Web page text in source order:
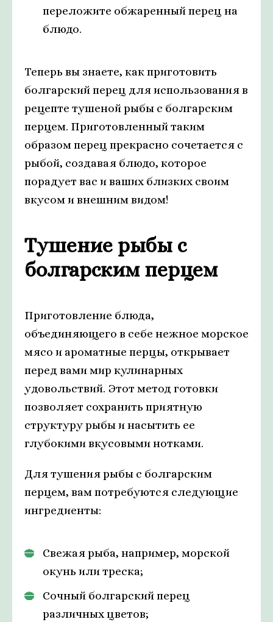
переложите обжаренный перец на
блюдо.
Теперь вы знаете, как приготовить
болгарский перец для использования в
рецепте тушеной рыбы с болгарским
перцем. Приготовленный таким
образом перец прекрасно сочетается с
рыбой, создавая блюдо, которое
порадует вас и ваших близких своим
вкусом и внешним видом!
Тушение рыбы с
болгарским перцем
Приготовление блюда,
объединяющего в себе нежное морское
мясо и ароматные перцы, открывает
перед вами мир кулинарных
удовольствий. Этот метод готовки
позволяет сохранить приятную
структуру рыбы и насытить ее
глубокими вкусовыми нотками.
Для тушения рыбы с болгарским
перцем, вам потребуются следующие
ингредиенты:
Свежая рыба, например, морской
окунь или треска;
Сочный болгарский перец
различных цветов;